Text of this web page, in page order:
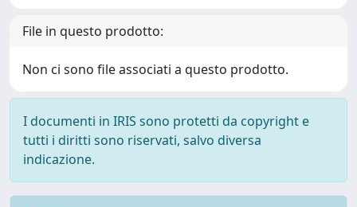
File in questo prodotto:
Non ci sono file associati a questo prodotto.
I documenti in IRIS sono protetti da copyright e
tutti i diritti sono riservati, salvo diversa
indicazione.